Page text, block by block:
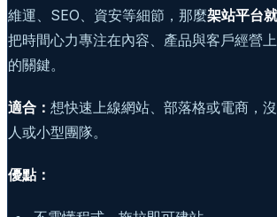
維運、SEO、資安等細節，那麼架站平台
把時間心力專注在內容、產品與客戶經營
的關鍵。
適合： 想快速上線網站、部落格或電商，
人或小型團隊。
優點：